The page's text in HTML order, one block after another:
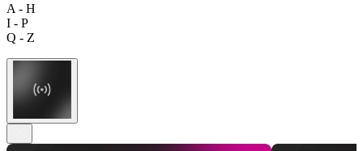
A - H
I - P
Q - Z